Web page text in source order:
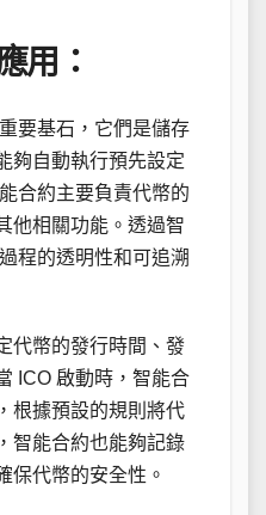
用：
要基石，它們是儲存
夠自動執行預先設定
合約主要負責代幣的
他相關功能。透過智
程的透明性和可追溯
代幣的發行時間、發
ICO 啟動時，智能合
根據預設的規則將代
智能合約也能夠記錄
保代幣的安全性。